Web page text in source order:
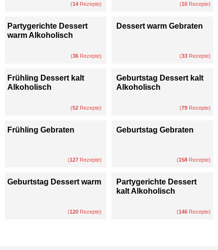
(14 Rezepte) (10 Rezepte)
Partygerichte Dessert
warm Alkoholisch
(36 Rezepte)
Dessert warm Gebraten
(33 Rezepte)
Frühling Dessert kalt
Alkoholisch
(52 Rezepte)
Geburtstag Dessert kalt
Alkoholisch
(79 Rezepte)
Frühling Gebraten
(127 Rezepte)
Geburtstag Gebraten
(158 Rezepte)
Geburtstag Dessert warm
(120 Rezepte)
Partygerichte Dessert
kalt Alkoholisch
(146 Rezepte)